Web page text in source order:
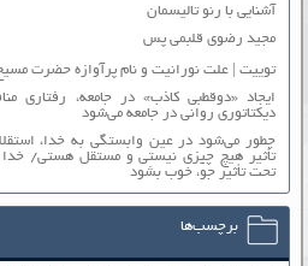
آشنایی با رنو تالیسمان
مجید رضوی قلبمی پس
توییت | علت نورانیت و نام پرآوازه حضرت
ایجاد «دوقطبی کاذب» در جامعه، رفتاری
دیکتاتوری روانی در جامعه می‌شود
چطور می‌شود در عین وابستگی به خدا،
تأثیر هیچ چیزی نیستی و مستقل هستی/
تحت تأثیر جوّ، خوب بشود
برچسب‌ها